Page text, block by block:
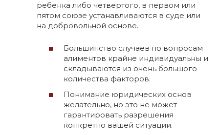
ребенка либо четвертого, в первом или
пятом союзе устанавливаются в суде или
на добровольной основе.
Большинство случаев по вопросам
алиментов крайне индивидуальны и
складываются из очень большого
количества факторов.
Понимание юридических основ
желательно, но это не может
гарантировать разрешения
конкретно вашей ситуации.